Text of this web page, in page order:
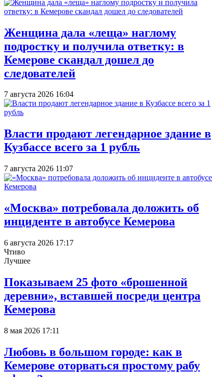
Женщина дала «леща» наглому
подростку и получила ответку: в
Кемерове скандал дошел до
следователей
7 августа 2026 16:04
Власти продают легендарное здание в
Кузбассе всего за 1 рубль
7 августа 2026 11:07
«Москва» потребовала доложить об
инциденте в автобусе Кемерова
6 августа 2026 17:17
Чтиво
Лучшее
Показываем 25 фото «брошенной
деревни», вставшей посреди центра
Кемерова
8 мая 2026 17:11
Любовь в большом городе: как в
Кемерове оторваться простому рабу